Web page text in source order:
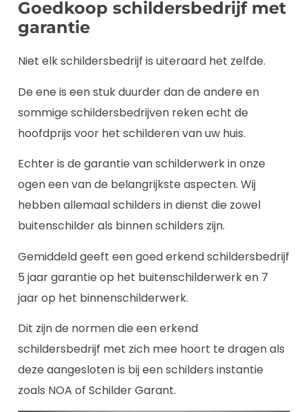
Goedkoop schildersbedrijf met
garantie
Niet elk schildersbedrijf is uiteraard het zelfde.
De ene is een stuk duurder dan de andere en
sommige schildersbedrijven reken echt de
hoofdprijs voor het schilderen van uw huis.
Echter is de garantie van schilderwerk in onze
ogen een van de belangrijkste aspecten. Wij
hebben allemaal schilders in dienst die zowel
buitenschilder als binnen schilders zijn.
Gemiddeld geeft een goed erkend schildersbedrijf
5 jaar garantie op het buitenschilderwerk en 7
jaar op het binnenschilderwerk.
Dit zijn de normen die een erkend
schildersbedrijf met zich mee hoort te dragen als
deze aangesloten is bij een schilders instantie
zoals NOA of Schilder Garant.